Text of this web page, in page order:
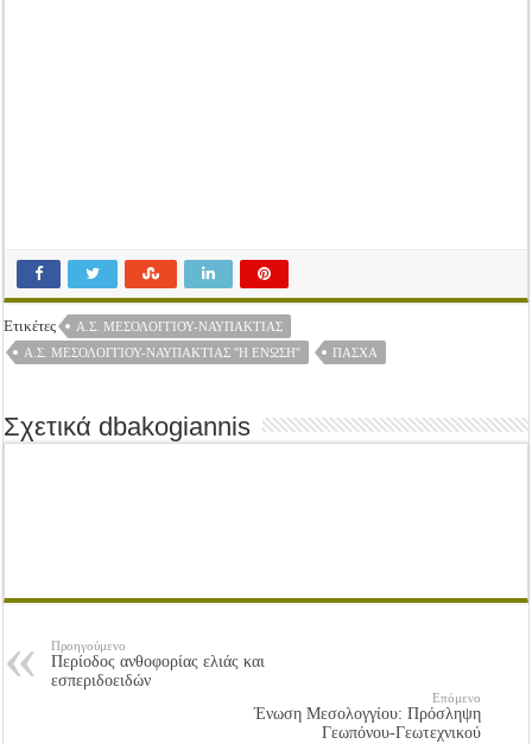
Ετικέτες
Α.Σ. ΜΕΣΟΛΟΓΓΙΟΥ-ΝΑΥΠΑΚΤΙΑΣ
Α.Σ. ΜΕΣΟΛΟΓΓΊΟΥ-ΝΑΥΠΑΚΤΊΑΣ ''Η ΈΝΩΣΗ''
ΠΑΣΧΑ
Σχετικά dbakogiannis
Προηγούμενο
Περίοδος ανθοφορίας ελιάς και
εσπεριδοειδών
Επόμενο
Ένωση Μεσολογγίου: Πρόσληψη
Γεωπόνου-Γεωτεχνικού